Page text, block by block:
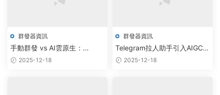
群發器資訊
手動群發 vs AI雲原生：
Telegram機器人工作室如何重
2025-12-18
群發器資訊
Telegram拉人助手引入AIGC智
能調度，社群運營效率提升
2025-12-18